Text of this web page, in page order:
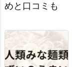
めと口コミも